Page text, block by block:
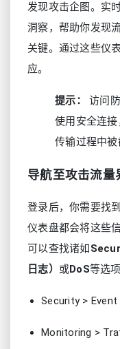
发现攻击企图。实
洞察，帮助你发现
关键。通过这些仪
应。
提示：
访问
使用安全连
传输过程中被
导航至攻击流量
登录后，你需要找
仪表盘都会将这些
可以查找诸如
日志） 或DoS等选
Security >
Monitoring >